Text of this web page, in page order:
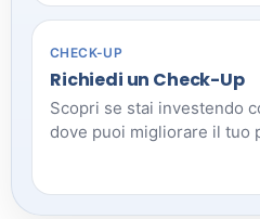
CHECK-UP
Richiedi un Check-Up
Scopri se stai investendo
dove puoi migliorare il tuo